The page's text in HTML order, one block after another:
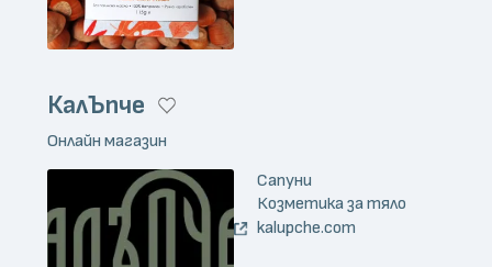
КалЪпче
Онлайн магазин
Сапуни
Козметика за тяло
kalupche.com